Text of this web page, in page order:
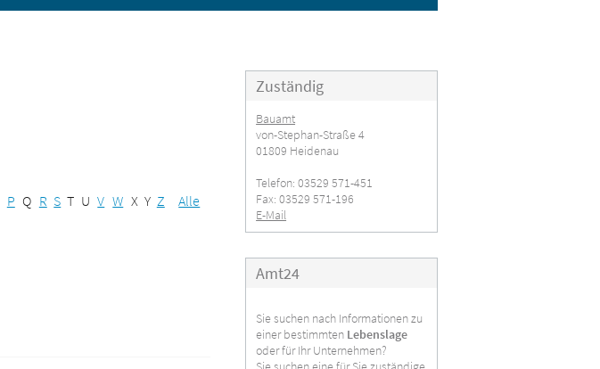
P Q R S T U V W X Y Z Alle
Zuständig
Bauamt
von-Stephan-Straße 4
01809 Heidenau
Telefon: 03529 571-451
Fax: 03529 571-196
E-Mail
Amt24
Sie suchen nach Informationen zu
einer bestimmten Lebenslage
oder für Ihr Unternehmen?